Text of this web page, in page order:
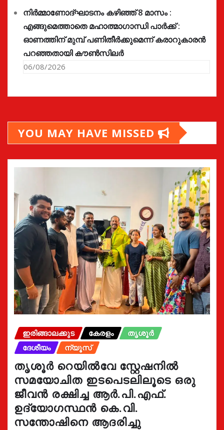
നിർമ്മാണോദ്ഘാടനം കഴിഞ്ഞ് 8 മാസം :
എങ്ങുമെത്താതെ മഹാത്മാഗാന്ധി പാർക്ക് :
ഓണത്തിന് മുമ്പ് പണിതീർക്കുമെന്ന് കരാറുകാരൻ
പറഞ്ഞതായി കൗൺസിലർ
06/08/2026
YOU MAY HAVE MISSED
ഇരിങ്ങാലക്കുട കേരളം
തൃശൂർ
ദേശീയം
ന്യൂസ്
തൃശൂർ റെയിൽവേ സ്റ്റേഷനിൽ
സമയോചിത ഇടപെടലിലൂടെ ഒരു
ജീവൻ രക്ഷിച്ച ആർ.പി.എഫ്.
ഉദ്യോഗസ്ഥൻ കെ.വി.
സന്തോഷിനെ ആദരിച്ചു